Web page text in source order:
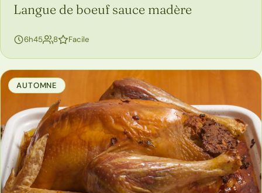
Langue de boeuf sauce madère
6h45 8personnes
Facile
AUTOMNE